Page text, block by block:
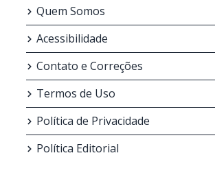
Quem Somos
Acessibilidade
Contato e Correções
Termos de Uso
Política de Privacidade
Política Editorial